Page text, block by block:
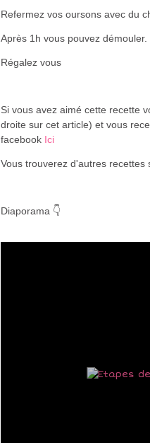
Refermez vos oursons avec du
Après 1h vous pouvez démouler.
Régalez vous
Si vous avez aimé cette recette
droite sur cet article) et vous
facebook Ici
Vous trouverez d'autres recettes
Diaporama 👇